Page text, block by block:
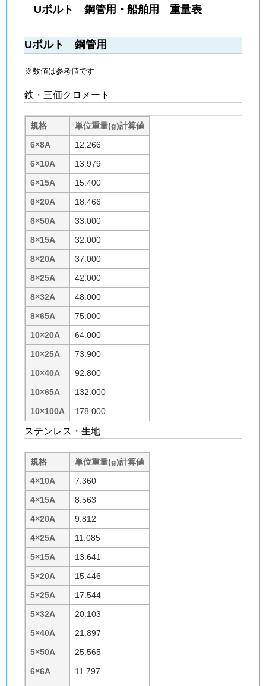
Uボルト 鋼管用・船舶用 重量表
Uボルト 鋼管用
※数値は参考値です
鉄・三価クロメート
規格
単位重量(g)計算値
6×8A
12.266
6×10A
13.979
6×15A
15.400
6×20A
18.466
6×50A
33.000
8×15A
32.000
8×20A
37.000
8×25A
42.000
8×32A
48.000
8×65A
75.000
10×20A
64.000
10×25A
73.900
10×40A
92.800
10×65A
132.000
10×100A
178.000
ステンレス・生地
規格
単位重量(g)計算値
4×10A
7.360
4×15A
8.563
4×20A
9.812
4×25A
11.085
5×15A
13.641
5×20A
15.446
5×25A
17.544
5×32A
20.103
5×40A
21.897
5×50A
25.565
6×6A
11.797